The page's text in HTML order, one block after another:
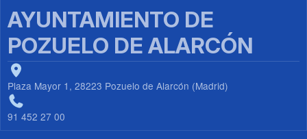
AYUNTAMIENTO DE
POZUELO DE ALARCÓN
Plaza Mayor 1, 28223 Pozuelo de Alarcón (Madrid)
91 452 27 00